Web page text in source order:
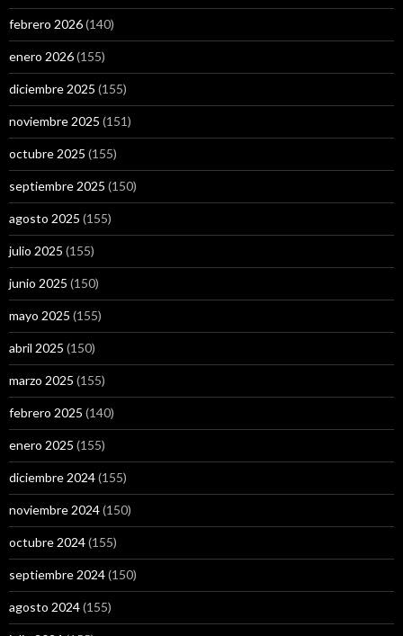
febrero 2026(140)
enero 2026(155)
diciembre 2025 (155)
noviembre 2025 (151)
octubre 2025 (155)
septiembre 2025 (150)
agosto 2025 (155)
julio 2025 (155)
junio 2025 (150)
mayo 2025 (155)
abril 2025 (150)
marzo 2025 (155)
febrero 2025 (140)
enero 2025 (155)
diciembre 2024(155)
noviembre 2024(150)
octubre 2024(155)
septiembre 2024(150)
agosto 2024(155)